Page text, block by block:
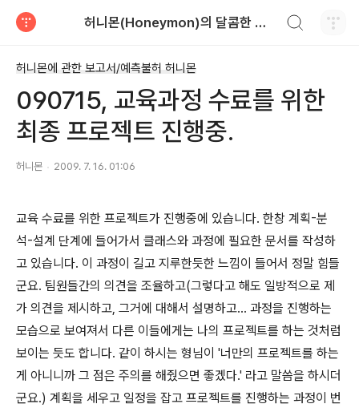
허니몬(Honeymon)의 달콤한 비행
허니몬에 관한 보고서/예측불허 허니몬
090715, 교육과정 수료를 위한
최종 프로젝트 진행중.
허니몬 2009. 7. 16. 01:06
교육 수료를 위한 프로젝트가 진행중에 있습니다. 한창 계획-분
석-설계 단계에 들어가서 클래스와 과정에 필요한 문서를 작성하
고 있습니다. 이 과정이 길고 지루한듯한 느낌이 들어서 정말 힘들
군요. 팀원들간의 의견을 조율하고(그렇다고 해도 일방적으로 제
가 의견을 제시하고, 그거에 대해서 설명하고... 과정을 진행하는
모습으로 보여져서 다른 이들에게는 나의 프로젝트를 하는 것처럼
보이는 듯도 합니다. 같이 하시는 형님이 '너만의 프로젝트를 하는
게 아니니까 그 점은 주의를 해줬으면 좋겠다.' 라고 말씀을 하시더
군요.) 계획을 세우고 일정을 잡고 프로젝트를 진행하는 과정이 번